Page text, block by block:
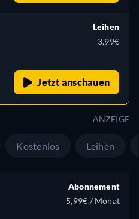
Leihen
3,99€
Jetzt anschauen
ANZEIGE
Kostenlos Leihen
Abonnement
5,99€ / Monat